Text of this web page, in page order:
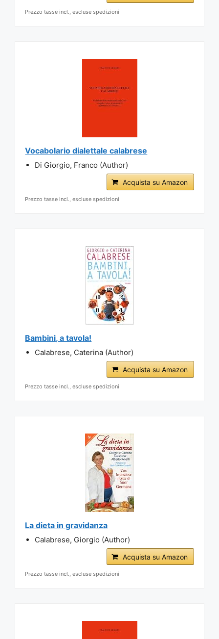
Prezzo tasse incl., escluse spedizioni
Vocabolario dialettale calabrese
Di Giorgio, Franco (Author)
Acquista su Amazon
Prezzo tasse incl., escluse spedizioni
Bambini, a tavola!
Calabrese, Caterina (Author)
Acquista su Amazon
Prezzo tasse incl., escluse spedizioni
La dieta in gravidanza
Calabrese, Giorgio (Author)
Acquista su Amazon
Prezzo tasse incl., escluse spedizioni